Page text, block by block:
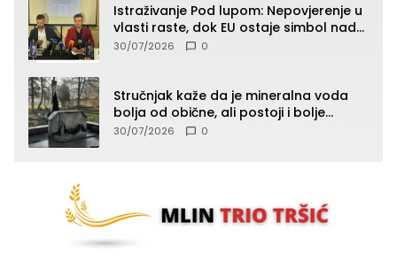
Istraživanje Pod lupom: Nepovjerenje u
vlasti raste, dok EU ostaje simbol nade
građana
30/07/2026 0
Stručnjak kaže da je mineralna voda
bolja od obične, ali postoji i bolje
rješenje
30/07/2026 0